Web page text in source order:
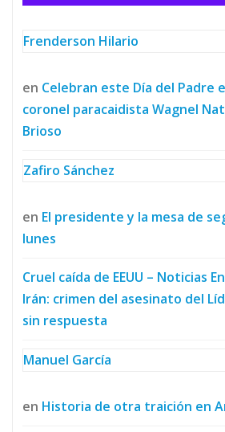
Frenderson Hilario
en Celebran este Día del Padre
coronel paracaidista Wagnel
Brioso
Zafiro Sánchez
en El presidente y la mesa de
lunes
Cruel caída de EEUU – Noticias
Irán: crimen del asesinato del
sin respuesta
Manuel García
en Historia de otra traición en